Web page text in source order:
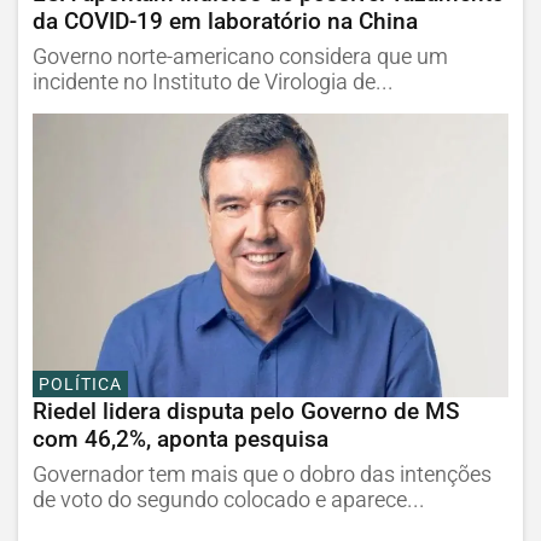
da COVID-19 em laboratório na China
Governo norte-americano considera que um
incidente no Instituto de Virologia de...
POLÍTICA
Riedel lidera disputa pelo Governo de MS
com 46,2%, aponta pesquisa
Governador tem mais que o dobro das intenções
de voto do segundo colocado e aparece...